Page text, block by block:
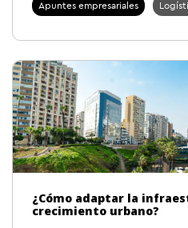
Apuntes empresariales
¿Cómo adaptar la
crecimiento urbano?